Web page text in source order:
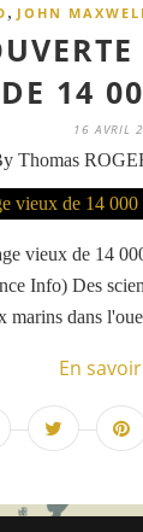
, JOHN
DE 14
16 AVRIL
Thomas
vieux de 14
Info) Des
marins dans
En